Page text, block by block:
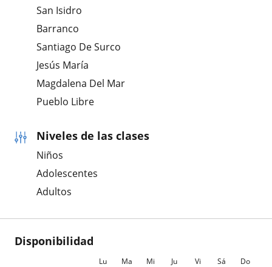
San Isidro
Barranco
Santiago De Surco
Jesús María
Magdalena Del Mar
Pueblo Libre
Niveles de las clases
Niños
Adolescentes
Adultos
Disponibilidad
Lu Ma Mi Ju Vi Sá Do